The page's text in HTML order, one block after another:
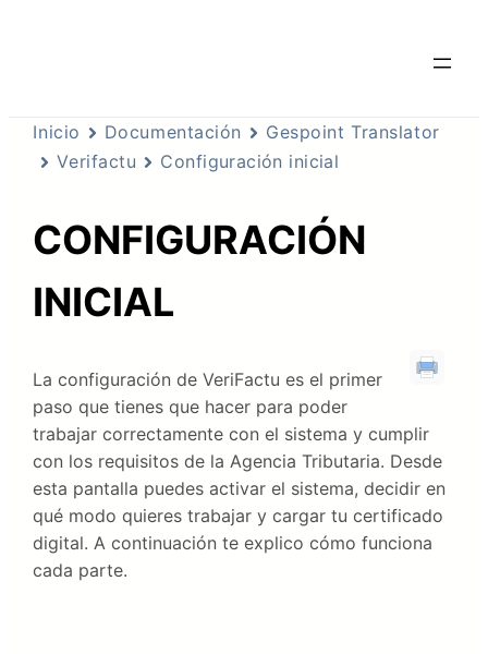
Inicio Documentación
Gespoint Translator
Verifactu
Configuración inicial
CONFIGURACIÓN
INICIAL
La configuración de VeriFactu es el primer
paso que tienes que hacer para poder
trabajar correctamente con el sistema y cumplir
con los requisitos de la Agencia Tributaria. Desde
esta pantalla puedes activar el sistema, decidir en
qué modo quieres trabajar y cargar tu certificado
digital. A continuación te explico cómo funciona
cada parte.